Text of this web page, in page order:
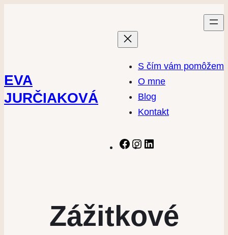
EVA
JURČIAKOVÁ
S čím vám pomôžem
O mne
Blog
Kontakt
Facebook
Instagram
Zážitkové